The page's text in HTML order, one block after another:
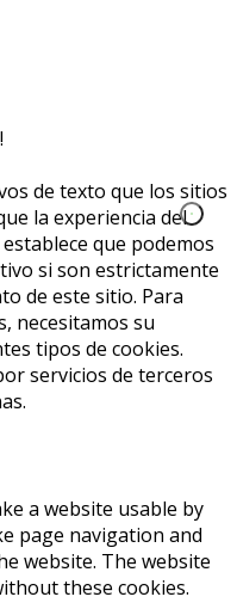
de texto que los sitios
la experiencia del
que podemos
si son estrictamente
de este sitio. Para
necesitamos su
tipos de cookies.
servicios de terceros
a website usable by
page navigation and
website. The website
these cookies.